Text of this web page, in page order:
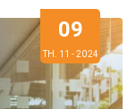
09
TH. 11 - 2024